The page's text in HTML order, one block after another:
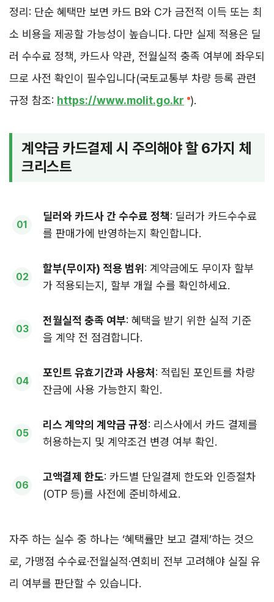
정리: 단순 혜택만 보면 카드 B와 C가 금전적 이득 또는 최
소 비용을 제공할 가능성이 높습니다. 다만 실제 적용은 딜
러 수수료 정책, 카드사 약관, 전월실적 충족 여부에 좌우되
므로 사전 확인이 필수입니다(국토교통부 차량 등록 관련
규정 참조: https://www.molit.go.kr ).
계약금 카드결제 시 주의해야 할 6가지 체
크리스트
딜러와 카드사 간 수수료 정책: 딜러가 카드수수료
를 판매가에 반영하는지 확인합니다.
할부(무이자) 적용 범위: 계약금에도 무이자 할부
가 적용되는지, 할부 개월 수를 확인하세요.
전월실적 충족 여부: 혜택을 받기 위한 실적 기준
을 계약 전 점검합니다.
포인트 유효기간과 사용처: 적립된 포인트를 차량
잔금에 사용 가능한지 확인.
리스 계약의 계약금 규정: 리스사에서 카드 결제를
허용하는지 및 계약조건 변경 여부 확인.
고액결제 한도: 카드별 단일결제 한도와 인증절차
(OTP 등)를 사전에 준비하세요.
자주 하는 실수 중 하나는 ‘혜택률만 보고 결제’하는 것으
로, 가맹점 수수료·전월실적·연회비 전부 고려해야 실질 유
리 여부를 판단할 수 있습니다.